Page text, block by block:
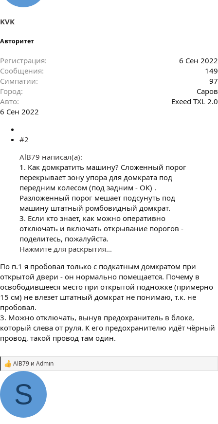
KVK
Авторитет
Регистрация
6 Сен 2022
Сообщения
149
Симпатии
97
Город
Саров
Авто
Exeed TXL 2.0
6 Сен 2022
#2
AlB79 написал(а):
1. Как домкратить машину? Сложенный порог
перекрывает зону упора для домкрата под
передним колесом (под задним - ОК) .
Разложенный порог мешает подсунуть под
машину штатный ромбовидный домкрат.
3. Если кто знает, как можно оперативно
отключать и включать открывание порогов -
поделитесь, пожалуйста.
Нажмите для раскрытия...
По п.1 я пробовал только с подкатным домкратом при
открытой двери - он нормально помещается. Почему в
освободившееся место при открытой подножке (примерно
15 см) не влезет штатный домкрат не понимаю, т.к. не
пробовал.
3. Можно отключать, вынув предохранитель в блоке,
который слева от руля. К его предохранителю идёт чёрный
провод, такой провод там один.
С
м
т
и
AlB79 и Admin
S